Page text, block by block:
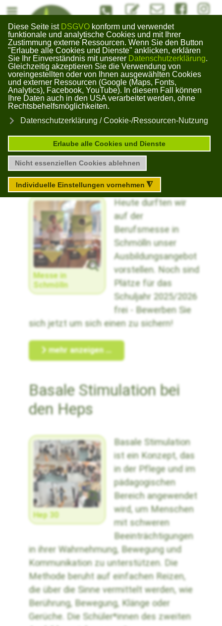
Diese Seite ist DSGVO konform und verwendet
funktionale und analytische Cookies und mit Ihrer
Zustimmung externe Ressourcen. Wenn Sie den Button
"Erlaube alle Cookies und Dienste" anklicken, erklären
Sie Ihr Einverständnis mit unserer Datenschutzerklärung.
Gleichzeitig akzeptieren Sie die Verwendung von
voreingestellten oder von Ihnen ausgewählten Cookies
und externer Ressourcen (Google (Maps, Fonts,
Analytics), Facebook, YouTube). In diesem Fall können
Ihre Daten auch in den USA verarbeitet werden, ohne
Rechtsbehelfsmöglichkeiten.
Datenschutzerklärung / Cookie-/Ressourcen-Nutzung
Individuelle Einstellungen vornehmen◮
Erlaube alle Cookies und Dienste
Nicht essenziellen Cookies ablehnen
Bildungswerk
Gera Kaimberg
#Kontaktformuarinfo@bildungswerk-
Unser Blog zu
aktuellen Themen
Für Sie unterwegs!
Messe in
Schmölln
Heute durften wir
auf der
Berufsmesse in
Schmölln unser
Ausbildungsangebot
vorstellen. Noch sind
Plätze für das
Schuljahr 2025/2026
frei - Bewerben Sie
sich jetzt um sich einen zu sichern!
mehr anzeigen ...
Basale Stimulation bei
den Heps
Hep 30
Basale Stimulation
ist ein Konzept, das
in der Pflege und im
pädagogischen
Bereich angewendet
wird, um Menschen
mit schweren
Beeinträchtigungen
in ihrer Wahrnehmung, Bewegung und
Kommunikation zu unterstützen. Die
Methode beruht auf einfachen Reizen,
die über die Sinne vermittelt werden, wie
Berührung, Bewegung, Klänge oder
Gerüche. Die Schüler*innen des zweiten
×